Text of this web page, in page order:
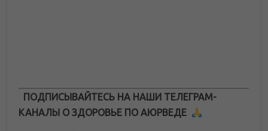
ПОДПИСЫВАЙТЕСЬ НА НАШИ ТЕЛЕГРАМ-
КАНАЛЫ О ЗДОРОВЬЕ ПО АЮРВЕДЕ